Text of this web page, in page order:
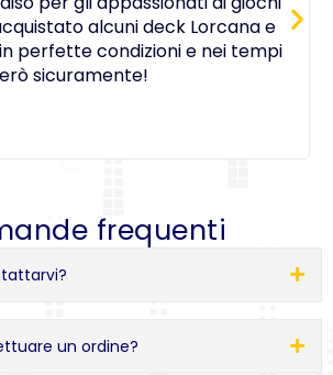
alcuni deck Lorcana e
perfette condizioni e nei tempi
sicuramente!
frequenti
un ordine?